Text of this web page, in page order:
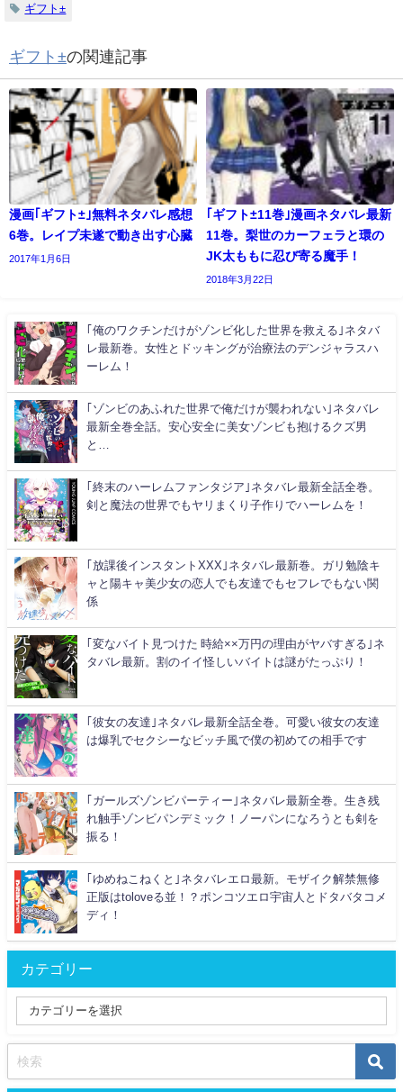
ギフト±
ギフト±の関連記事
漫画｢ギフト±｣無料ネタバレ感想
6巻。レイプ未遂で動き出す心臓
2017年1月6日
｢ギフト±11巻｣漫画ネタバレ最新
11巻。梨世のカーフェラと環の
JK太ももに忍び寄る魔手！
2018年3月22日
｢俺のワクチンだけがゾンビ化した世界を救える｣ネタバ
レ最新巻。女性とドッキングが治療法のデンジャラスハ
ーレム！
｢ゾンビのあふれた世界で俺だけが襲われない｣ネタバレ
最新全巻全話。安心安全に美女ゾンビも抱けるクズ男
と…
｢終末のハーレムファンタジア｣ネタバレ最新全話全巻。
剣と魔法の世界でもヤリまくり子作りでハーレムを！
｢放課後インスタントXXX｣ネタバレ最新巻。ガリ勉陰キ
ャと陽キャ美少女の恋人でも友達でもセフレでもない関
係
｢変なバイト見つけた 時給××万円の理由がヤバすぎる｣ネ
タバレ最新。割のイイ怪しいバイトは謎がたっぷり！
｢彼女の友達｣ネタバレ最新全話全巻。可愛い彼女の友達
は爆乳でセクシーなビッチ風で僕の初めての相手です
｢ガールズゾンビパーティー｣ネタバレ最新全巻。生き残
れ触手ゾンビパンデミック！ノーパンになろうとも剣を
振る！
｢ゆめねこねくと｣ネタバレエロ最新。モザイク解禁無修
正版はtoloveる並！？ポンコツエロ宇宙人とドタバタコメ
ディ！
カテゴリー